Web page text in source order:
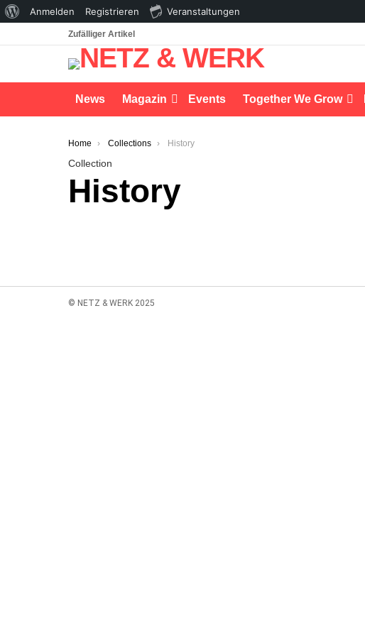
Zufälliger Artikel
News Magazin Events Together We Grow
You are here:
Home Collections History
Collection
History
© NETZ & WERK 2025
Über
Anmelden Registrieren Veranstaltungen